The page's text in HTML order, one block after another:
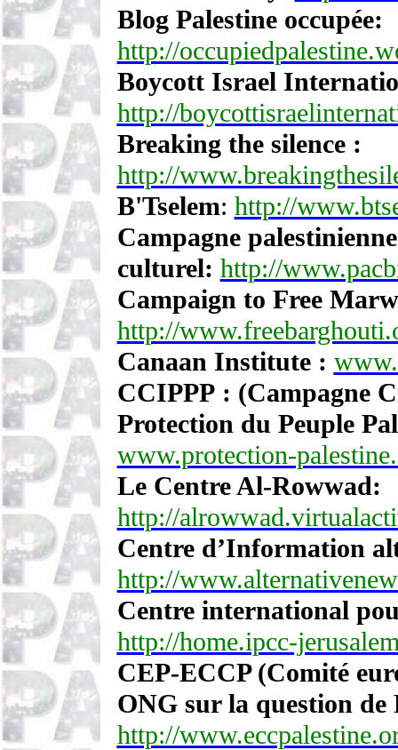
Blog Palestine occupée:
http://
Boycott Israel
http://
Breaking the silence :
http://
B'Tselem: http://
Campagne
culturel: http://
Campaign to Free
http://
Canaan Institute :
CCIPPP : (Campagne
Protection du Peuple
www.protection-
Le Centre Al-Rowwad:
http://
Centre d’Information
http://
Centre international
http://home.ipcc-
CEP-ECCP (Comité
ONG sur la question de
http://